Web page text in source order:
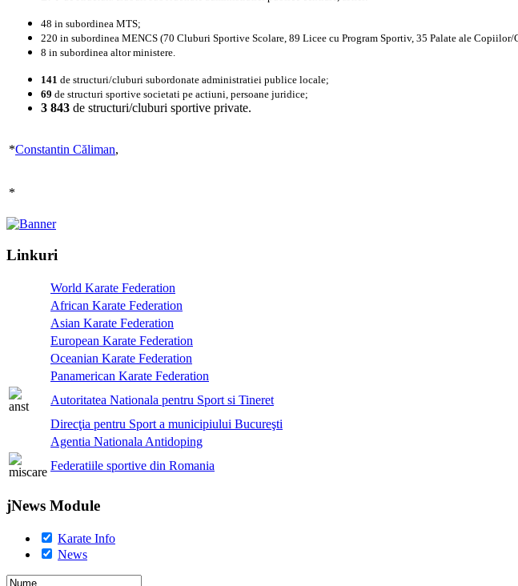
48 in subordinea MTS;
220 in subordinea MENCS (70 Cluburi Sportive Scolare, 89 Licee cu Program Sportiv, 35 Palate ale
8 in subordinea altor ministere.
141 de structuri/cluburi subordonate administratiei publice locale;
69 de structuri sportive societati pe actiuni, persoane juridice;
3 843 de structuri/cluburi sportive private.
*Constantin Căliman,
*
Linkuri
World Karate Federation
African Karate Federation
Asian Karate Federation
European Karate Federation
Oceanian Karate Federation
Panamerican Karate Federation
Autoritatea Nationala pentru Sport si Tineret
Direcţia pentru Sport a municipiului Bucureşti
Agentia Nationala Antidoping
Federatiile sportive din Romania
jNews Module
Karate Info
News